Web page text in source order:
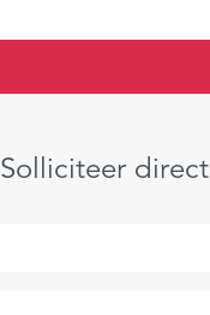
Solliciteer direct